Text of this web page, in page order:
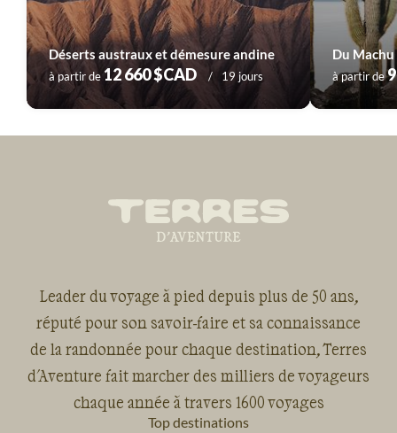
Déserts austraux et démesure andine
à partir de 12 660 $CAD 19 jours
Du
à partir de
Leader du voyage à pied depuis plus de 50 ans,
réputé pour son savoir-faire et sa connaissance
de la randonnée pour chaque destination, Terres
d'Aventure fait marcher des milliers de voyageurs
chaque année à travers 1600 voyages
Top destinations